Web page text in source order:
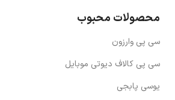
محصولات محبوب
سی پی وارزون
سی پی کالاف دیوتی موبایل
یوسی پابجی